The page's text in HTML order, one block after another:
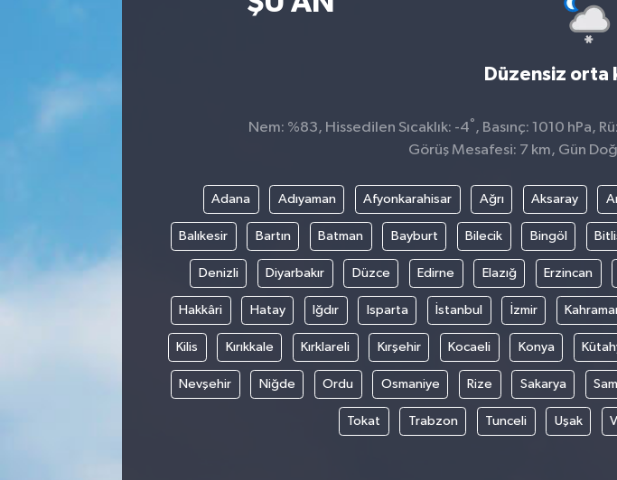
Düzensiz orta
Nem: %83, Hissedilen Sıcaklık: -4° , Basınç: 1010 hPa,
Görüş Mesafesi: 7 km, Gün
Adana Adıyaman Afyonkarahisar Ağrı Aksaray
Balıkesir Bartın Batman Bayburt Bilecik Bingöl
Denizli Diyarbakır Düzce Edirne Elazığ Erzincan
Hakkâri Hatay Iğdır Isparta İstanbul İzmir
Kilis Kırıkkale Kırklareli Kırşehir Kocaeli Konya
Nevşehir Niğde Ordu Osmaniye Rize Sakarya
Tokat Trabzon Tunceli Uşak